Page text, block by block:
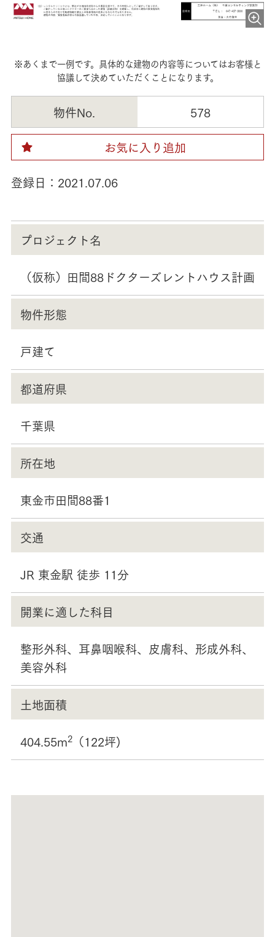
※あくまで一例です。具体的な建物の内容等についてはお客様と
協議して決めていただくことになります。
物件No. 578
登録日： 2021.07.06
お気に入り追加
プロジェクト名
（仮称）田間88ドクターズレントハウス計画
物件形態
戸建て
都道府県
千葉県
所在地
東金市田間88番1
交通
JR 東金駅 徒歩 11分
開業に適した科目
整形外科、耳鼻咽喉科、皮膚科、形成外科、
美容外科
土地面積
404.55m2（122坪)